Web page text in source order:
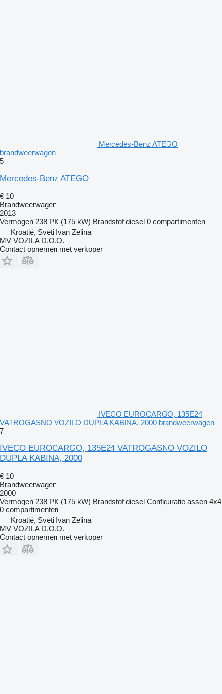
Mercedes-Benz ATEGO
brandweerwagen
5
Mercedes-Benz ATEGO
€ 10
Brandweerwagen
2013
Vermogen 238 PK (175 kW) Brandstof diesel 0 compartimenten
Kroatië, Sveti Ivan Zelina
MV VOZILA D.O.O.
Contact opnemen met verkoper
IVECO EUROCARGO, 135E24
VATROGASNO VOZILO DUPLA KABINA, 2000 brandweerwagen
7
IVECO EUROCARGO, 135E24 VATROGASNO VOZILO
DUPLA KABINA, 2000
€ 10
Brandweerwagen
2000
Vermogen 238 PK (175 kW) Brandstof diesel Configuratie assen 4x4
0 compartimenten
Kroatië, Sveti Ivan Zelina
MV VOZILA D.O.O.
Contact opnemen met verkoper